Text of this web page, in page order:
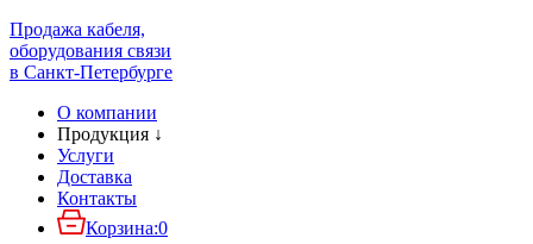
Продажа кабеля,
оборудования связи
в Санкт-Петербурге
О компании
Продукция ↓
Услуги
Доставка
Контакты
Корзина:0